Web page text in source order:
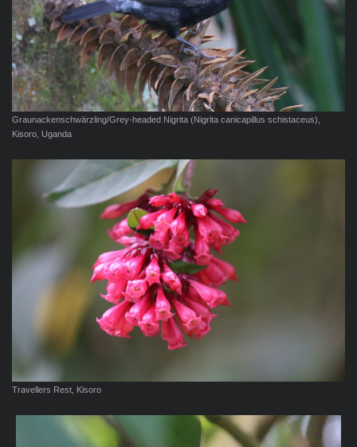
Graunackenschwärzling/Grey-headed Nigrita (Nigrita canicapillus schistaceus),
Kisoro, Uganda
Travellers Rest, Kisoro